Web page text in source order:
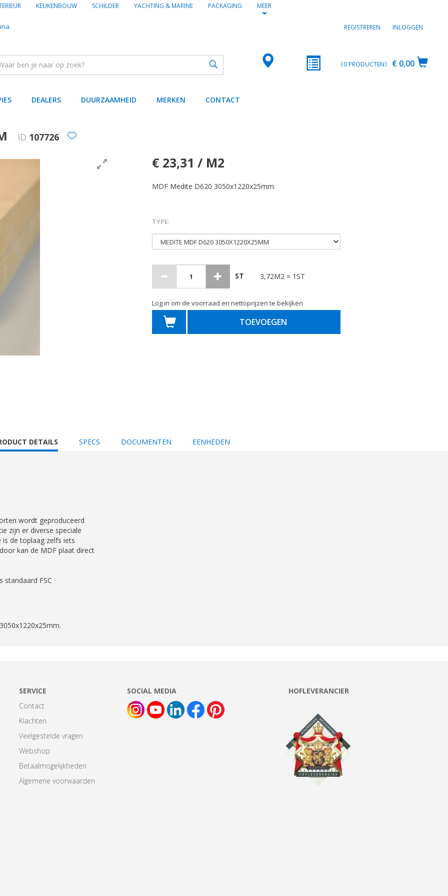
KEUKENBOUW SCHILDER YACHTING & MARINE PACKAGING MEER
REGISTREREN INLOGGEN
€ 0,00
0PRODUCTEN
DEALERS DUURZAAMHEID MERKEN CONTACT
ID 107726
€ 23,31 / M2
MDF Medite D620 3050x1220x25mm.
TYPE:
ST 3,72M2 = 1ST
Log in om de voorraad en nettoprijzen te bekijken
TOEVOEGEN
DETAILS SPECS DOCUMENTEN EENHEDEN
wordt geproduceerd
zijn er diverse speciale
de toplaag zelfs iets
kan de MDF plaat direct
standaard FSC
SERVICE
Contact
Klachten
Veelgestelde vragen
Webshop
Betaalmogelijkheden
Algemene voorwaarden
SOCIAL MEDIA HOFLEVERANCIER